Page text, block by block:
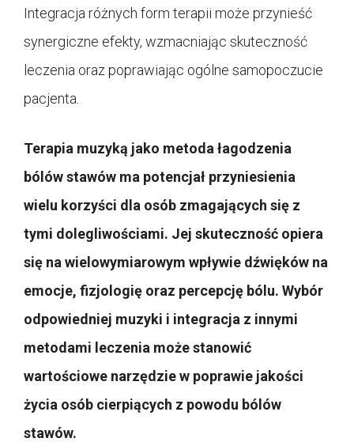
Integracja różnych form terapii może przynieść
synergiczne efekty, wzmacniając skuteczność
leczenia oraz poprawiając ogólne samopoczucie
pacjenta.
Terapia muzyką jako metoda łagodzenia
bólów stawów ma potencjał przyniesienia
wielu korzyści dla osób zmagających się z
tymi dolegliwościami. Jej skuteczność opiera
się na wielowymiarowym wpływie dźwięków na
emocje, fizjologię oraz percepcję bólu. Wybór
odpowiedniej muzyki i integracja z innymi
metodami leczenia może stanowić
wartościowe narzędzie w poprawie jakości
życia osób cierpiących z powodu bólów
stawów.